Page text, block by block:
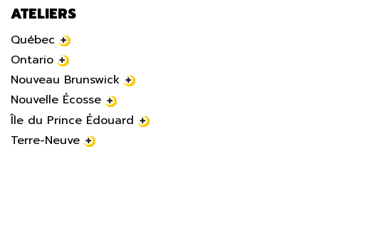
ATELIERS
Québec
Ontario
Nouveau Brunswick
Nouvelle Écosse
Île du Prince Édouard
Terre-Neuve